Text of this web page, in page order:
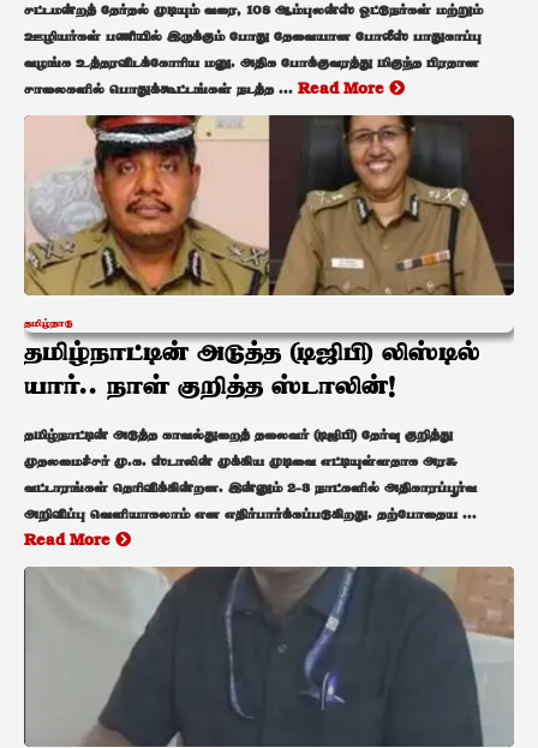
சட்டமன்றத் தேர்தல் முடியும் வரை, 108 ஆம்புலன்ஸ் ஓட்டுநர்கள் மற்றும்
ஊழியர்கள் பணியில் இருக்கும் போது தேவையான போலீஸ் பாதுகாப்பு
வழங்க உத்தரவிடக்கோரிய மனு. அதிக போக்குவரத்து மிகுந்த பிரதான
சாலைகளில் பொதுக்கூட்டங்கள் நடத்த ... Read More
தமிழ்நாடு
தமிழ்நாட்டின் அடுத்த (டிஜிபி) லிஸ்டில்
யார்.. நாள் குறித்த ஸ்டாலின்!
தமிழ்நாட்டின் அடுத்த காவல்துறைத் தலைவர் (டிஜிபி) தேர்வு குறித்து
முதலமைச்சர் மு.க. ஸ்டாலின் முக்கிய முடிவை எட்டியுள்ளதாக அரசு
வட்டாரங்கள் தெரிவிக்கின்றன. இன்னும் 2-3 நாட்களில் அதிகாரப்பூர்வ
அறிவிப்பு வெளியாகலாம் என எதிர்பார்க்கப்படுகிறது. தற்போதைய ...
Read More